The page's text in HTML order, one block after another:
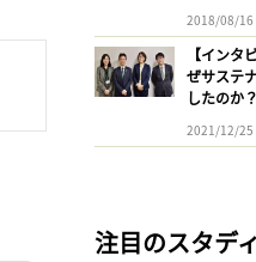
2018/08/16
【インタ
ぜサステ
したのか？
2021/12/25
注目のスタディ